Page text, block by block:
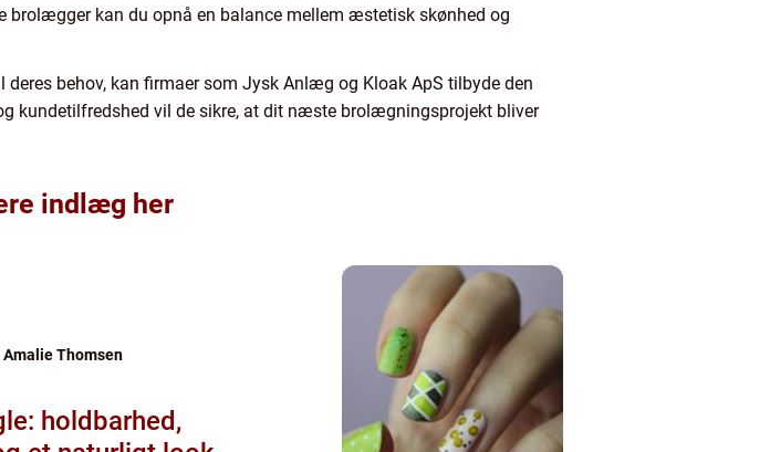
brolægger kan du opnå en balance mellem æstetisk skønhed og
behov, kan firmaer som Jysk Anlæg og Kloak ApS tilbyde den
kundetilfredshed vil de sikre, at dit næste brolægningsprojekt bliver
indlæg her
Amalie Thomsen
holdbarhed,